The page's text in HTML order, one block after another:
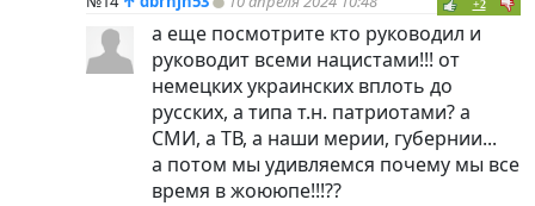
+2
а еще посмотрите кто руководил и
руководит всеми нацистами!!! от
немецких украинских вплоть до
русских, а типа т.н. патриотами? а
СМИ, а ТВ, а наши мерии, губернии...
а потом мы удивляемся почему мы все
время в жоююпе!!!??